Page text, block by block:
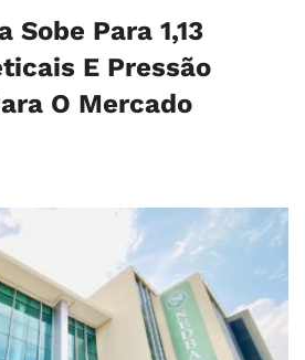
Sobe Para 1,13
E Pressão
O Mercado